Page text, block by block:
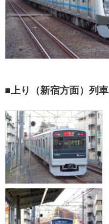
■上り（新宿方面）列車